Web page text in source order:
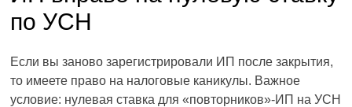
по УСН
Если вы заново зарегистрировали ИП после закрытия,
то имеете право на налоговые каникулы. Важное
условие: нулевая ставка для «повторников»-ИП на УСН